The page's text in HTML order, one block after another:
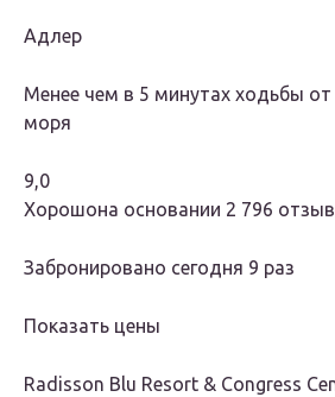
Адлер
Менее чем в 5 минутах ходьбы от
моря
9,0
Хорошона основании 2 796
Забронировано сегодня 9 раз
Показать цены
Radisson Blu Resort & Congress